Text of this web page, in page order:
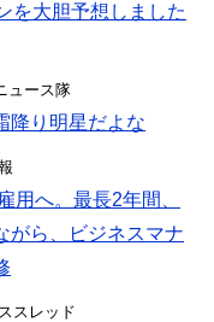
を大胆予想しました
ュース隊
降り明星だよな
用へ。最長2年間、
がら、ビジネスマナ
スレッド